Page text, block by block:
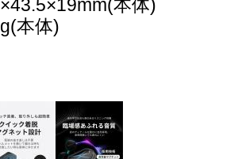
本体)
本体)